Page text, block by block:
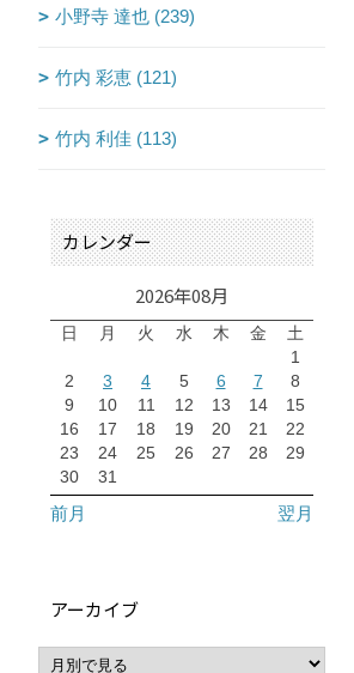
小野寺 達也 (239)
竹内 彩恵 (121)
竹内 利佳 (113)
カレンダー
2026年08月
日 月 火 水 木 金
土
1
2
3 4 5 6 7
8
9
10 11 12 13 14
15
16
17 18 19 20 21
22
23
24 25 26 27 28
29
30
31
前月 翌月
アーカイブ